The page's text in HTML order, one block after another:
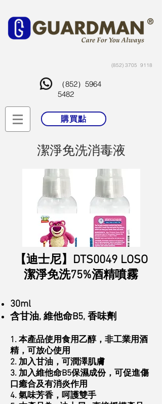
(852) 3705 9118
（852）5964
5482
購買點
潔淨免洗消毒液
【迪士尼】DTS0049 LOSO
潔淨免洗75%酒精噴霧
30ml
含甘油, 維他命B5, 香味劑
1. 本產品使用食用乙醇，非工業用酒
精，可放心使用
2. 加入甘油，可潤澤肌膚
3. 加入維他命B5保濕成份，可促進傷
口癒合及有消炎作用
4. 氣味芳香，呵護雙手